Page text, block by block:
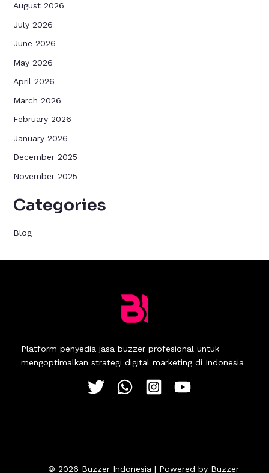
August 2026
July 2026
June 2026
May 2026
April 2026
March 2026
February 2026
January 2026
December 2025
November 2025
Categories
Blog
Platform penyedia jasa buzzer profesional untuk
mengoptimalkan strategi digital marketing di Indonesia
© 2026 Buzzer Indonesia | Powered by Buzzer